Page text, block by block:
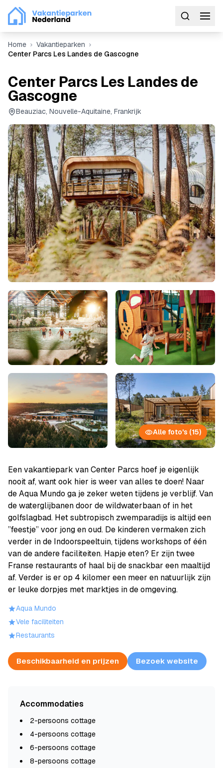
Home
Vakantieparken
Center Parcs Les Landes de Gascogne
Center Parcs Les Landes de
Gascogne
Beauziac, Nouvelle-Aquitaine, Frankrijk
Alle foto's (15)
Een vakantiepark van Center Parcs hoef je eigenlijk
nooit af, want ook hier is weer van alles te doen! Naar
de Aqua Mundo ga je zeker weten tijdens je verblijf. Van
de waterglijbanen door de wildwaterbaan of in het
golfslagbad. Het subtropisch zwemparadijs is altijd een
”feestje” voor jong en oud. De kinderen vermaken zich
verder in de Indoorspeeltuin, tijdens workshops of één
van de andere faciliteiten. Hapje eten? Er zijn twee
Franse restaurants of haal bij de snackbar een maaltijd
af. Verder is er op 4 kilomer een meer en natuurlijk zijn
er leuke dorpjes met marktjes in de omgeving.
Aqua Mundo
Vele faciliteiten
Restaurants
Beschikbaarheid en prijzen Bezoek website
Accommodaties
2-persoons cottage
4-persoons cottage
6-persoons cottage
8-persoons cottage